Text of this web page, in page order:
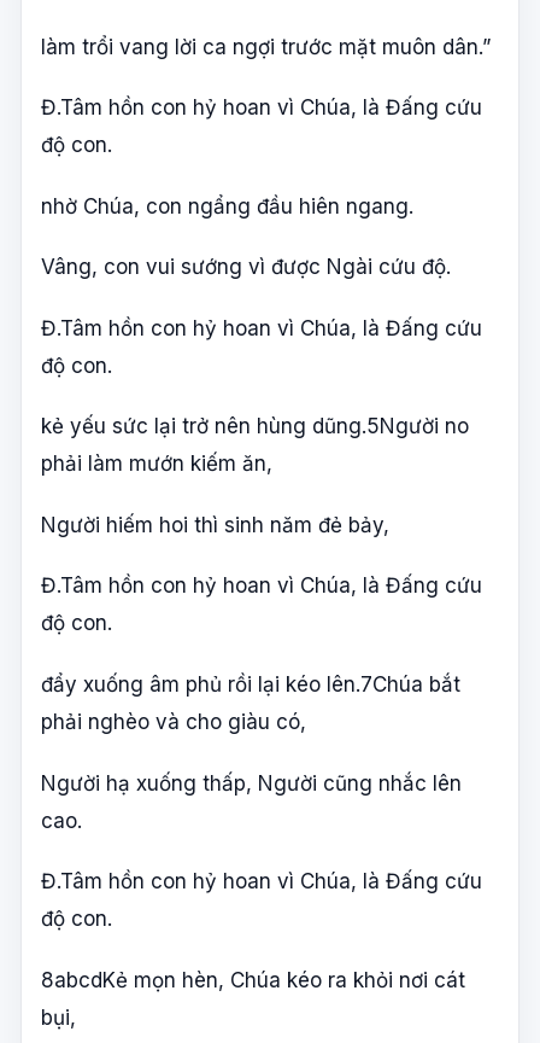
làm trổi vang lời ca ngợi trước mặt muôn dân.”
Đ.Tâm hồn con hỷ hoan vì Chúa, là Đấng cứu
độ con.
nhờ Chúa, con ngẩng đầu hiên ngang.
Vâng, con vui sướng vì được Ngài cứu độ.
Đ.Tâm hồn con hỷ hoan vì Chúa, là Đấng cứu
độ con.
kẻ yếu sức lại trở nên hùng dũng.5Người no
phải làm mướn kiếm ăn,
Người hiếm hoi thì sinh năm đẻ bảy,
Đ.Tâm hồn con hỷ hoan vì Chúa, là Đấng cứu
độ con.
đẩy xuống âm phủ rồi lại kéo lên.7Chúa bắt
phải nghèo và cho giàu có,
Người hạ xuống thấp, Người cũng nhắc lên
cao.
Đ.Tâm hồn con hỷ hoan vì Chúa, là Đấng cứu
độ con.
8abcdKẻ mọn hèn, Chúa kéo ra khỏi nơi cát
bụi,